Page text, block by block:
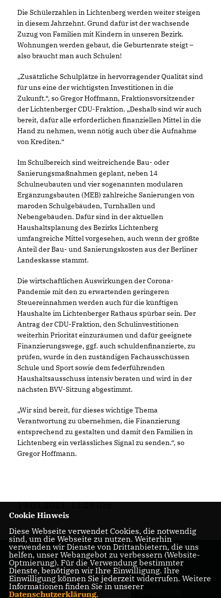
Die Schülerzahlen in Lichtenberg werden weiter steigen
in diesem Jahrzehnt. Grund dafür ist der wachsende
Zuzug von Familien mit Kindern in unseren Bezirk.
Wohnungen werden gebaut, die Geburtenrate steigt –
also braucht man auch Schulen!
Zusätzliche Schulplätze in hervorragender Qualität sind
für uns eine der wichtigsten Investitionen in die
Zukunft.“, so Gregor Hoffmann, Fraktionsvorsitzender
der Lichtenberger CDU-Fraktion. „Deshalb sind wir auch
bereit, dafür alle erforderlichen finanziellen Mittel in die
Hand zu nehmen, wenn nötig auch über die Aufnahme
von Krediten.“
Im Schulbereich sind weitreichende Bau- oder
Sanierungsmaßnahmen geplant, neben 14
Schulneubauten und vier sogenannten modularen
Ergänzungsbauten (MEB) zahlreiche Sanierungen von
maroden Schulgebäuden, Turnhallen und
Nebengebäuden. Dafür sind in der aktuellen
Haushaltsplanung des Bezirks Lichtenberg
umfangreiche Mittel vorgesehen, auch wenn der größte
Anteil der Bau- und Sanierungskosten aus der Berliner
Landeskasse stammt.
Die wirtschaftlichen Auswirkungen der Corona-
Pandemie mit den zu erwartenden geringeren
Steuereinnahmen werden auch für die künftigen
Haushalte im Lichtenberger Rathaus spürbar sein. Der
Antrag der CDU-Fraktion, den Schulinvestitionen
weiterhin Priorität einzuräumen und dafür geeignete
Finanzierungswege, ggf. auch schuldenfinanzierte, zu
prüfen, wurde in den zuständigen Fachausschüssen
Schule und Sport sowie dem federführenden
Haushaltsausschuss intensiv beraten und wird in der
nächsten BVV-Sitzung abgestimmt.
Wir sind bereit, für dieses wichtige Thema
Verantwortung zu übernehmen, die Finanzierung
entsprechend zu gestalten und damit den Familien in
Lichtenberg ein verlässliches Signal zu senden.“, so
Gregor Hoffmann.
19.01.2021, 13:29 Uhr
Cookie Hinweis
Diese Webseite verwendet Cookies, die notwendig
sind, um die Webseite zu nutzen. Weiterhin
verwenden wir Dienste von Drittanbietern, die uns
helfen, unser Webangebot zu verbessern (Website-
Optmierung). Für die Verwendung bestimmter
Dienste, benötigen wir Ihre Einwilligung. Ihre
Einwilligung können Sie jederzeit widerrufen. Weitere
Informationen finden Sie in unserer
Datenschutzerklärung.